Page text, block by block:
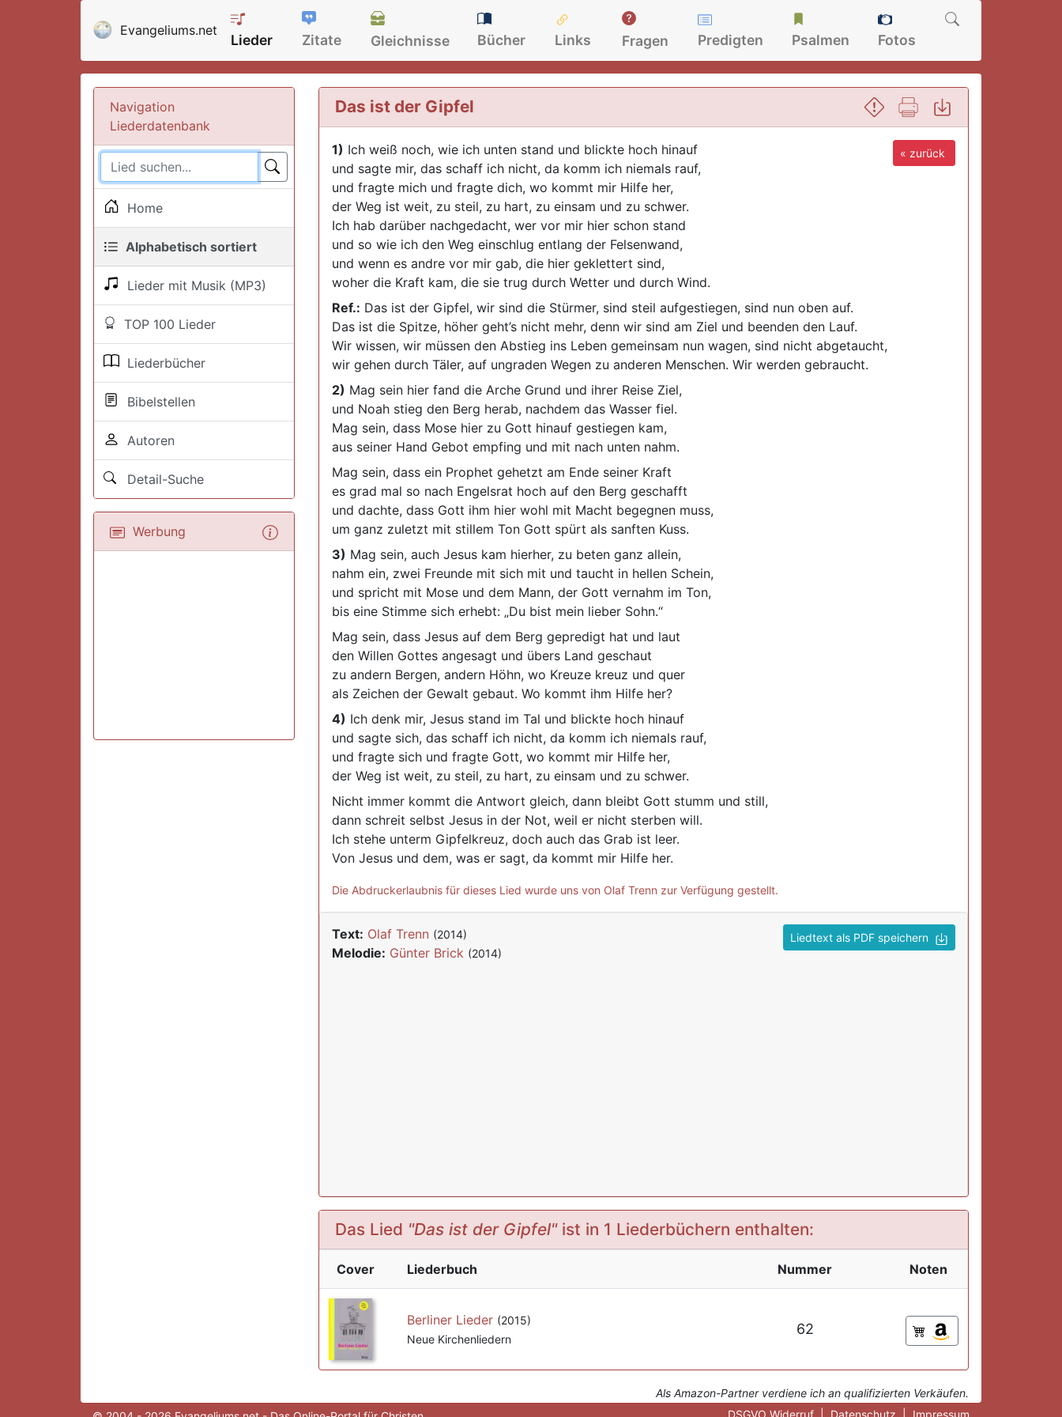
Evangeliums.net
Lieder Zitate Gleichnisse Bücher Links Fragen Predigten Psalmen Fotos
Navigation
Liederdatenbank
Home
Alphabetisch sortiert
Lieder mit Musik (MP3)
TOP 100 Lieder
Liederbücher
Bibelstellen
Autoren
Detail-Suche
Werbung
Das ist der Gipfel
« zurück
1) Ich weiß noch, wie ich unten stand und blickte hoch hinauf
und sagte mir, das schaff ich nicht, da komm ich niemals rauf,
und fragte mich und fragte dich, wo kommt mir Hilfe her,
der Weg ist weit, zu steil, zu hart, zu einsam und zu schwer.
Ich hab darüber nachgedacht, wer vor mir hier schon stand
und so wie ich den Weg einschlug entlang der Felsenwand,
und wenn es andre vor mir gab, die hier geklettert sind,
woher die Kraft kam, die sie trug durch Wetter und durch Wind.
Ref.: Das ist der Gipfel, wir sind die Stürmer, sind steil aufgestiegen, sind nun oben auf.
Das ist die Spitze, höher geht’s nicht mehr, denn wir sind am Ziel und beenden den Lauf.
Wir wissen, wir müssen den Abstieg ins Leben gemeinsam nun wagen, sind nicht abgetaucht,
wir gehen durch Täler, auf ungraden Wegen zu anderen Menschen. Wir werden gebraucht.
2) Mag sein hier fand die Arche Grund und ihrer Reise Ziel,
und Noah stieg den Berg herab, nachdem das Wasser fiel.
Mag sein, dass Mose hier zu Gott hinauf gestiegen kam,
aus seiner Hand Gebot empfing und mit nach unten nahm.
Mag sein, dass ein Prophet gehetzt am Ende seiner Kraft
es grad mal so nach Engelsrat hoch auf den Berg geschafft
und dachte, dass Gott ihm hier wohl mit Macht begegnen muss,
um ganz zuletzt mit stillem Ton Gott spürt als sanften Kuss.
3) Mag sein, auch Jesus kam hierher, zu beten ganz allein,
nahm ein, zwei Freunde mit sich mit und taucht in hellen Schein,
und spricht mit Mose und dem Mann, der Gott vernahm im Ton,
bis eine Stimme sich erhebt: „Du bist mein lieber Sohn.“
Mag sein, dass Jesus auf dem Berg gepredigt hat und laut
den Willen Gottes angesagt und übers Land geschaut
zu andern Bergen, andern Höhn, wo Kreuze kreuz und quer
als Zeichen der Gewalt gebaut. Wo kommt ihm Hilfe her?
4) Ich denk mir, Jesus stand im Tal und blickte hoch hinauf
und sagte sich, das schaff ich nicht, da komm ich niemals rauf,
und fragte sich und fragte Gott, wo kommt mir Hilfe her,
der Weg ist weit, zu steil, zu hart, zu einsam und zu schwer.
Nicht immer kommt die Antwort gleich, dann bleibt Gott stumm und still,
dann schreit selbst Jesus in der Not, weil er nicht sterben will.
Ich stehe unterm Gipfelkreuz, doch auch das Grab ist leer.
Von Jesus und dem, was er sagt, da kommt mir Hilfe her.
Die Abdruckerlaubnis für dieses Lied wurde uns von Olaf Trenn zur Verfügung gestellt.
Liedtext als PDF speichern
Text: Olaf Trenn (2014)
Melodie: Günter Brick (2014)
Das Lied "Das ist der Gipfel"ist in 1 Liederbüchern enthalten:
Cover Liederbuch Nummer Noten
Berliner Lieder (2015)
Neue Kirchenliedern
62
Als Amazon-Partner verdiene ich an qualifizierten Verkäufen.